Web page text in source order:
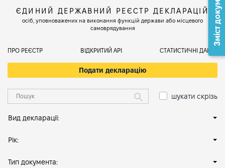
ЄДИНИЙ ДЕРЖАВНИЙ РЕЄСТР ДЕКЛАРАЦІЙ
осіб, уповноважених на виконання функцій держави або місцевого
самоврядування
ПРО РЕЄСТР ВІДКРИТИЙ АРІ СТАТИСТИЧНІ ДАНІ
Подати декларацію
шукати скрізь
Вид декларації:
Рік:
Тип документа:
Зміст документа